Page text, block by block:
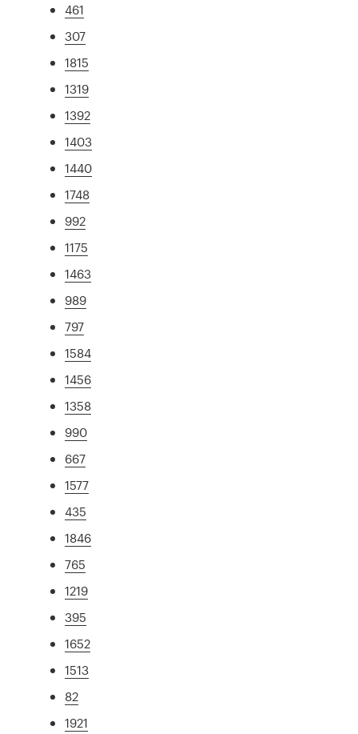
461
307
1815
1319
1392
1403
1440
1748
992
1175
1463
989
797
1584
1456
1358
990
667
1577
435
1846
765
1219
395
1652
1513
82
1921